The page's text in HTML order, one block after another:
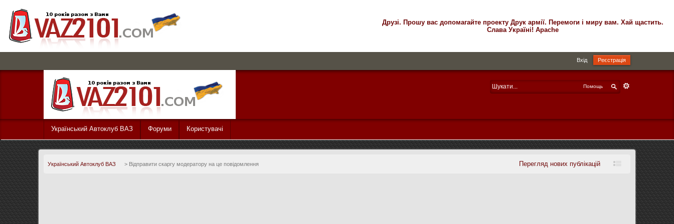
Друзі. Прошу вас допомагайте проекту Друк армії. Перемоги і миру вам. Хай щастить.
Слава Україні! Apache
Вхід Реєстрація
Помощь
Український Автоклуб ВАЗ Форуми Користувачі
Український Автоклуб ВАЗ > Відправити скаргу модератору на це повідомлення Перегляд нових публікацій